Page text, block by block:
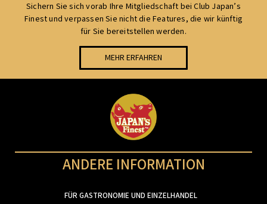
Sichern Sie sich vorab Ihre Mitgliedschaft bei Club Japan’s
Finest und verpassen Sie nicht die Features, die wir künftig
für Sie bereitstellen werden.
MEHR ERFAHREN
ANDERE INFORMATION
FÜR GASTRONOMIE UND EINZELHANDEL